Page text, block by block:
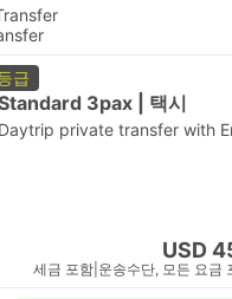
급
3pax | 택시
USD
세금 포함 운송수단, 모든 요금